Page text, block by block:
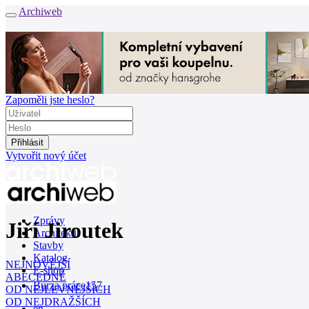
Archiweb
Zapoměli jste heslo?
Vytvořit nový účet
Zprávy
Architekti
Stavby
Katalog
E-shop
Burza práce157
Jiří Jiroutek
NEJNOVĚJŠÍ
ABECEDNĚ
OD NEJLEVNĚJŠÍCH
OD NEJDRAŽŠÍCH